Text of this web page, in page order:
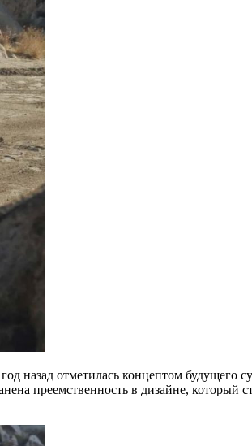
назад отметилась концептом будущего
преемственность в дизайне, который